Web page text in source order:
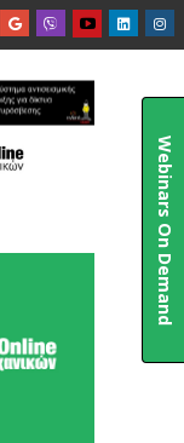

Webinars On Demand